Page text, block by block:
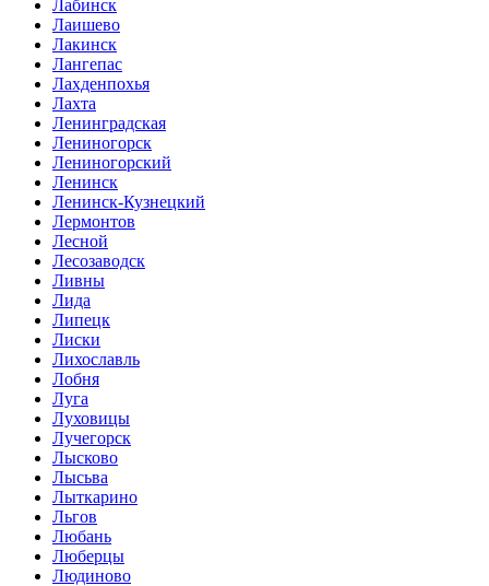
Лабинск
Лаишево
Лакинск
Лангепас
Лахденпохья
Лахта
Ленинградская
Лениногорск
Лениногорский
Ленинск
Ленинск-Кузнецкий
Лермонтов
Лесной
Лесозаводск
Ливны
Лида
Липецк
Лиски
Лихославль
Лобня
Луга
Луховицы
Лучегорск
Лысково
Лысьва
Лыткарино
Льгов
Любань
Люберцы
Людиново